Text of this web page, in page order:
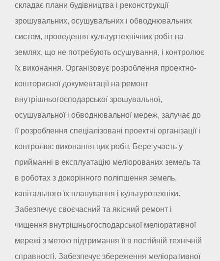
складає плани будівництва і реконструкції
зрошувальних, осушувальних і обводнювальних
систем, проведення культуртехнічних робіт на
землях, що не потребують осушування, і контролює
їх виконання. Організовує розроблення проектно-
кошторисної документації на ремонт
внутрішньогосподарської зрошувальної,
осушувальної і обводнювальної мереж, залучає до
її розроблення спеціалізовані проектні організації і
контролює виконання цих робіт. Бере участь у
прийманні в експлуатацію меліорованих земель та
в роботах з докорінного поліпшення земель,
капітального їх планування і культуротехніки.
Забезпечує своєчасний та якісний ремонт і
чищення внутрішньогосподарської меліоративної
мережі з метою підтримання її в постійній технічній
справності. Забезпечує збереження меліоративної